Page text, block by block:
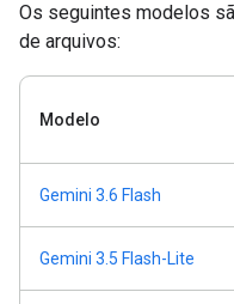
Os seguintes modelos
de arquivos:
Modelo
Gemini 3.6 Flash
Gemini 3.5 Flash-Lite